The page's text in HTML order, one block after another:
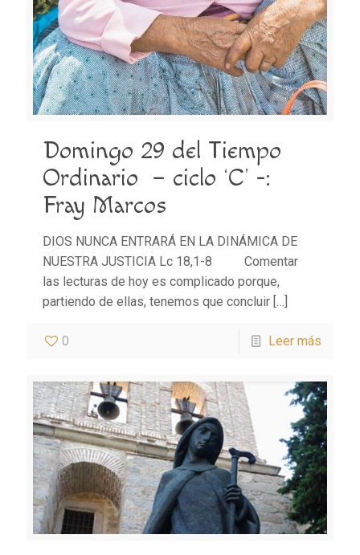
Domingo 29 del Tiempo
Ordinario – ciclo ‘C’ -:
Fray Marcos
DIOS NUNCA ENTRARÁ EN LA DINÁMICA DE
NUESTRA JUSTICIA Lc 18,1-8 Comentar
las lecturas de hoy es complicado porque,
partiendo de ellas, tenemos que concluir […]
0 Leer más